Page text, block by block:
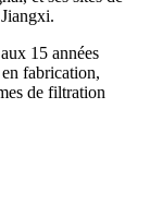
15 années
fabrication,
de filtration